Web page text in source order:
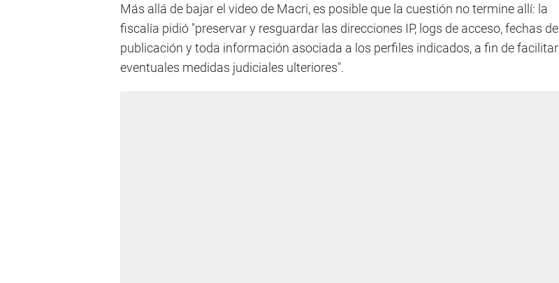
Más allá de bajar el video de Macri, es posible que la cuestión no termine allí: la
fiscalía pidió "preservar y resguardar las direcciones IP, logs de acceso, fechas de
publicación y toda información asociada a los perfiles indicados, a fin de facilitar
eventuales medidas judiciales ulteriores".